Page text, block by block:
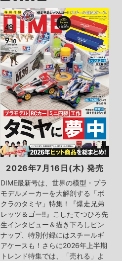
2026年7月16日(木) 発売
DIME最新号は、世界の模型・プラ
モデルメーカーを大解剖する「ボ
クラのタミヤ」特集！『爆走兄弟
レッツ＆ゴー!!』こしたてつひろ先
生インタビュー＆描き下ろしピン
ナップ、特別付録にはスチールギ
アケースも！さらに2026年上半期
トレンド特集では、「売れる」よ